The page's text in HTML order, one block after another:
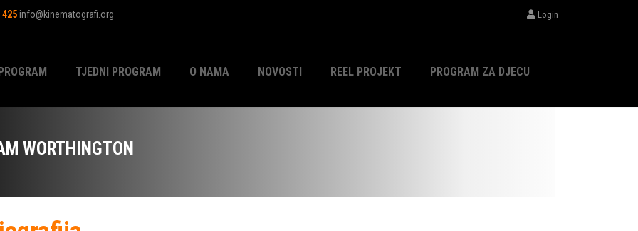
info@kinematografi.org Login
TJEDNI PROGRAM O NAMA NOVOSTI REEL PROJEKT PROGRAM ZA DJECU
WORTHINGTON